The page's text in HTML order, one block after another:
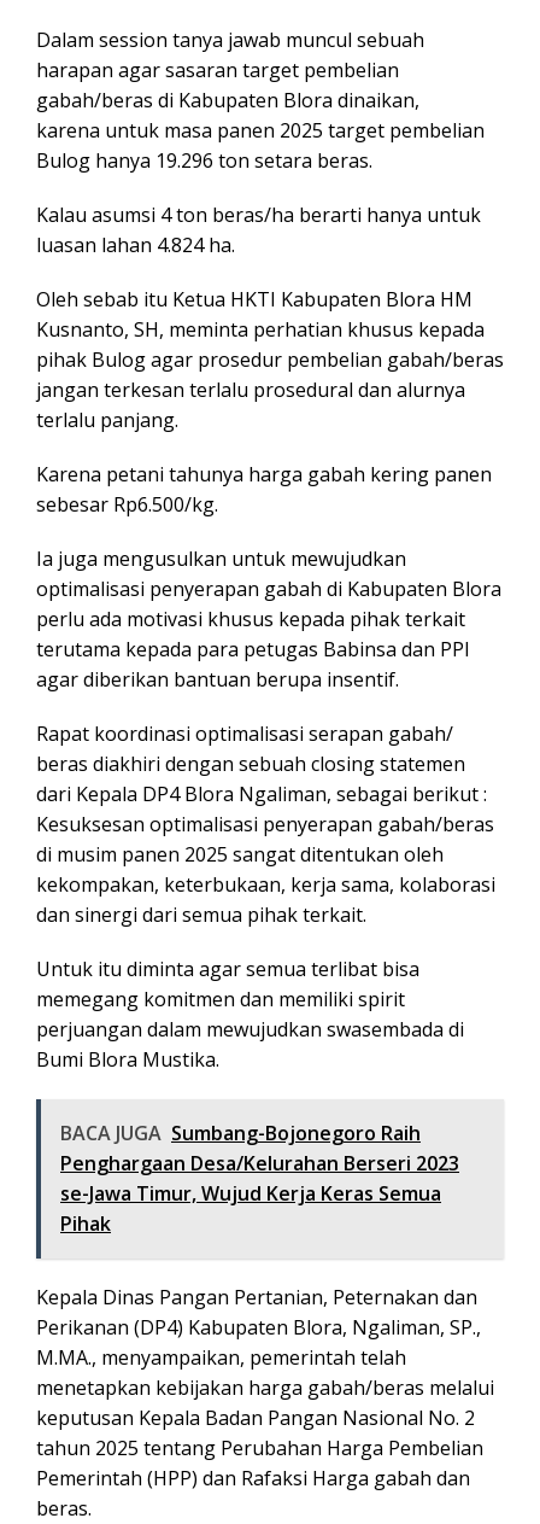
Dalam session tanya jawab muncul sebuah
harapan agar sasaran target pembelian
gabah/beras di Kabupaten Blora dinaikan,
karena untuk masa panen 2025 target pembelian
Bulog hanya 19.296 ton setara beras.
Kalau asumsi 4 ton beras/ha berarti hanya untuk
luasan lahan 4.824 ha.
Oleh sebab itu Ketua HKTI Kabupaten Blora HM
Kusnanto, SH, meminta perhatian khusus kepada
pihak Bulog agar prosedur pembelian gabah/beras
jangan terkesan terlalu prosedural dan alurnya
terlalu panjang.
Karena petani tahunya harga gabah kering panen
sebesar Rp6.500/kg.
Ia juga mengusulkan untuk mewujudkan
optimalisasi penyerapan gabah di Kabupaten Blora
perlu ada motivasi khusus kepada pihak terkait
terutama kepada para petugas Babinsa dan PPl
agar diberikan bantuan berupa insentif.
Rapat koordinasi optimalisasi serapan gabah/
beras diakhiri dengan sebuah closing statemen
dari Kepala DP4 Blora Ngaliman, sebagai berikut :
Kesuksesan optimalisasi penyerapan gabah/beras
di musim panen 2025 sangat ditentukan oleh
kekompakan, keterbukaan, kerja sama, kolaborasi
dan sinergi dari semua pihak terkait.
Untuk itu diminta agar semua terlibat bisa
memegang komitmen dan memiliki spirit
perjuangan dalam mewujudkan swasembada di
Bumi Blora Mustika.
BACA JUGA Sumbang-Bojonegoro Raih
Penghargaan Desa/Kelurahan Berseri 2023
se-Jawa Timur, Wujud Kerja Keras Semua
Pihak
Kepala Dinas Pangan Pertanian, Peternakan dan
Perikanan (DP4) Kabupaten Blora, Ngaliman, SP.,
M.MA., menyampaikan, pemerintah telah
menetapkan kebijakan harga gabah/beras melalui
keputusan Kepala Badan Pangan Nasional No. 2
tahun 2025 tentang Perubahan Harga Pembelian
Pemerintah (HPP) dan Rafaksi Harga gabah dan
beras.